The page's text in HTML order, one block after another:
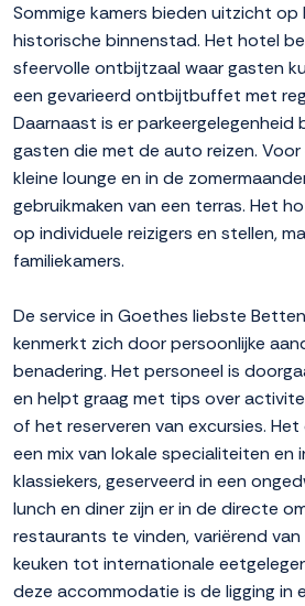
Sommige kamers bieden uitzicht
historische binnenstad. Het hotel
sfeervolle ontbijtzaal waar gasten
een gevarieerd ontbijtbuffet met
Daarnaast is er parkeergelegenheid
gasten die met de auto reizen.
kleine lounge en in de
gebruikmaken van een terras. Het
op individuele reizigers en stellen,
familiekamers.
De service in Goethes liebste
kenmerkt zich door persoonlijke
benadering. Het personeel is
en helpt graag met tips over
of het reserveren van excursies.
een mix van lokale specialiteiten en
klassiekers, geserveerd in een
lunch en diner zijn er in de directe
restaurants te vinden, variërend
keuken tot internationale
deze accommodatie is de ligging in